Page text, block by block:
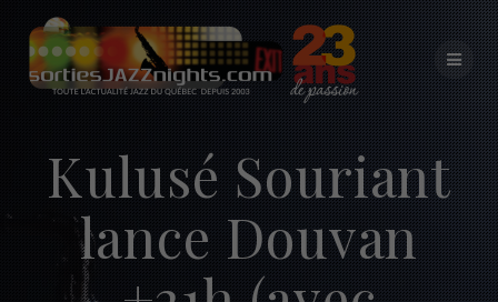
content
Kulusé Souriant
lance Douvan